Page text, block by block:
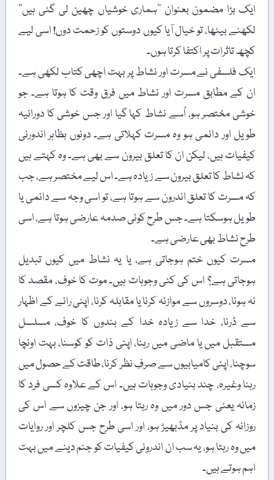
ایک بڑا مضمون بعنوان ’’ہماری خوشیاں چھین لی گئی ہیں‘‘
لکھنے بیٹھا، تو خیال آیا کیوں دوستوں کو زحمت دوں! اسی لیے
کچھ تاثرات پر اکتفا کرتا ہوں۔
ایک فلسفی نے مسرت اور نشاط پر بہت اچھی کتاب لکھی ہے۔
ان کے مطابق مسرت اور نشاط میں فرق وقت کا ہوتا ہے۔ جو
خوشی مختصر ہو، اُسے نشاط کہا گیا اور جس خوشی کا دورانیہ
طویل اور دائمی ہو وہ مسرت کہلاتی ہے۔ دونوں بظاہر اندورنی
کیفیات ہیں، لیکن ان کا تعلق بیرون سے بھی ہے۔ وہ کہتے ہیں
کہ نشاط کا تعلق بیرون سے زیادہ ہے۔ اس لیے مختصر ہے، جب
کہ مسرت کا تعلق اندرون سے ہوتا ہے، تو اسی وجہ سے دائمی یا
طویل ہوسکتا ہے۔ جس طرح کوئی صدمہ عارضی ہوتا ہے، اسی
طرح نشاط بھی عارضی ہے۔
مسرت کیوں ختم ہوجاتی ہے، یا یہ نشاط میں کیوں تبدیل
ہوجاتی ہے؟ اس کی کئی وجوہات ہیں۔ موت کا خوف، مقصد کا
نہ ہونا، دوسروں سے موازنہ کرنا یا مقابلہ کرنا، اپنی رائے کے اظہار
سے ڈرنا، خدا سے زیادہ خدا کے بندوں کا خوف، مسلسل
مستقبل میں یا ماضی میں رہنا، اپنی ذات کو کوسنا، بہت اونچا
سوچنا، اپنی کامیابیوں سے صرفِ نظر کرنا، طاقت کے حصول میں
رہنا وغیرہ، چند بنیادی وجوہات ہیں۔ اس کے علاوہ کسی فرد کا
زمانہ یعنی جس دور میں وہ رہتا ہو، اور جن چیزوں سے اس کی
روزانہ کی بنیاد پر مڈبھیڑ ہو، اور اسی طرح جس کلچر اور روایات
میں وہ رہتا ہو، یہ سب ان اندرونی کیفیات کو جنم دینے میں بہت
اہم ہوتے ہیں۔